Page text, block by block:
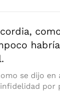
se dijo
por